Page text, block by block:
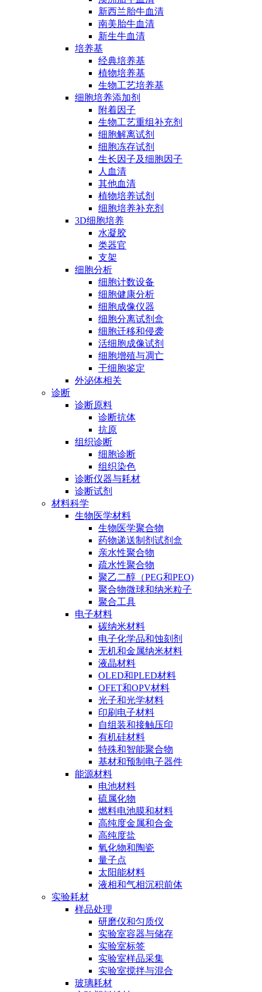
新西兰胎牛血清
南美胎牛血清
新生牛血清
培养基
经典培养基
植物培养基
生物工艺培养基
细胞培养添加剂
附着因子
生物工艺重组补充剂
细胞解离试剂
细胞冻存试剂
生长因子及细胞因子
人血清
其他血清
植物培养试剂
细胞培养补充剂
3D细胞培养
水凝胶
类器官
支架
细胞分析
细胞计数设备
细胞健康分析
细胞成像仪器
细胞分离试剂盒
细胞迁移和侵袭
活细胞成像试剂
细胞增殖与凋亡
干细胞鉴定
外泌体相关
诊断
诊断原料
诊断抗体
抗原
组织诊断
细胞诊断
组织染色
诊断仪器与耗材
诊断试剂
材料科学
生物医学材料
生物医学聚合物
药物递送制剂试剂盒
亲水性聚合物
疏水性聚合物
聚乙二醇（PEG和PEO)
聚合物微球和纳米粒子
聚合工具
电子材料
碳纳米材料
电子化学品和蚀刻剂
无机和金属纳米材料
液晶材料
OLED和PLED材料
OFET和OPV材料
光子和光学材料
印刷电子材料
自组装和接触压印
有机硅材料
特殊和智能聚合物
基材和预制电子器件
能源材料
电池材料
硫属化物
燃料电池膜和材料
高纯度金属和合金
高纯度盐
氧化物和陶瓷
量子点
太阳能材料
液相和气相沉积前体
实验耗材
样品处理
研磨仪和匀质仪
实验室容器与储存
实验室标签
实验室样品采集
实验室搅拌与混合
玻璃耗材